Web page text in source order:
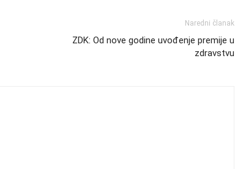
Naredni članak
ZDK: Od nove godine uvođenje premije u
zdravstvu